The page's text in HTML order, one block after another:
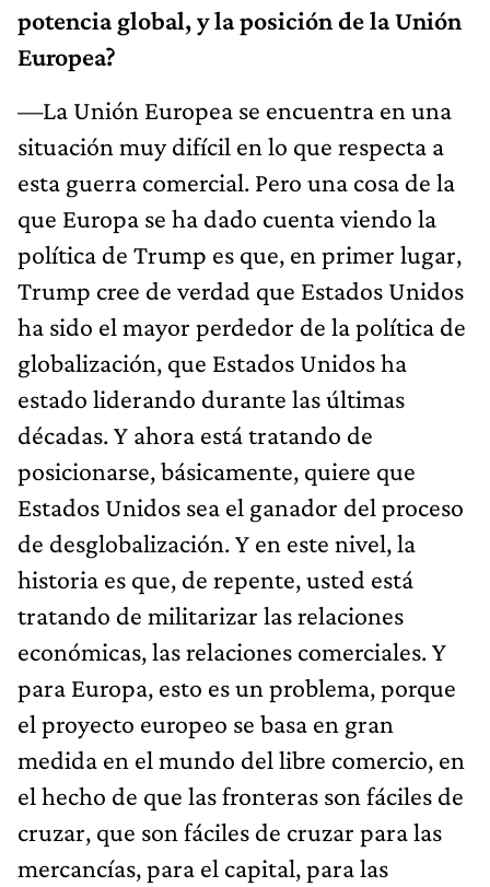
potencia global, y la posición de la Unión
Europea?
—La Unión Europea se encuentra en una
situación muy difícil en lo que respecta a
esta guerra comercial. Pero una cosa de la
que Europa se ha dado cuenta viendo la
política de Trump es que, en primer lugar,
Trump cree de verdad que Estados Unidos
ha sido el mayor perdedor de la política de
globalización, que Estados Unidos ha
estado liderando durante las últimas
décadas. Y ahora está tratando de
posicionarse, básicamente, quiere que
Estados Unidos sea el ganador del proceso
de desglobalización. Y en este nivel, la
historia es que, de repente, usted está
tratando de militarizar las relaciones
económicas, las relaciones comerciales. Y
para Europa, esto es un problema, porque
el proyecto europeo se basa en gran
medida en el mundo del libre comercio, en
el hecho de que las fronteras son fáciles de
cruzar, que son fáciles de cruzar para las
mercancías, para el capital, para las